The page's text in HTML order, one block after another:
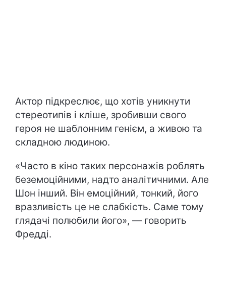
Актор підкреслює, що хотів уникнути
стереотипів і кліше, зробивши свого
героя не шаблонним генієм, а живою та
складною людиною.
«Часто в кіно таких персонажів роблять
беземоційними, надто аналітичними. Але
Шон інший. Він емоційний, тонкий, його
вразливість це не слабкість. Саме тому
глядачі полюбили його», — говорить
Фредді.